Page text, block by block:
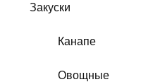
Закуски
Канапе
Овощные